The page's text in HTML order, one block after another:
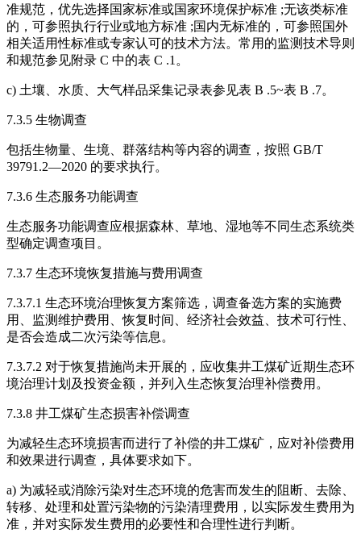
准规范，优先选择国家标准或国家环境保护标准 ;无该类标准
的，可参照执行行业或地方标准 ;国内无标准的，可参照国外
相关适用性标准或专家认可的技术方法。常用的监测技术导则
和规范参见附录 C 中的表 C .1。
c) 土壤、水质、大气样品采集记录表参见表 B .5~表 B .7。
7.3.5 生物调查
包括生物量、生境、群落结构等内容的调查，按照 GB/T
39791.2—2020 的要求执行。
7.3.6 生态服务功能调查
生态服务功能调查应根据森林、草地、湿地等不同生态系统类
型确定调查项目。
7.3.7 生态环境恢复措施与费用调查
7.3.7.1 生态环境治理恢复方案筛选，调查备选方案的实施费
用、监测维护费用、恢复时间、经济社会效益、技术可行性、
是否会造成二次污染等信息。
7.3.7.2 对于恢复措施尚未开展的，应收集井工煤矿近期生态环
境治理计划及投资金额，并列入生态恢复治理补偿费用。
7.3.8 井工煤矿生态损害补偿调查
为减轻生态环境损害而进行了补偿的井工煤矿，应对补偿费用
和效果进行调查，具体要求如下。
a) 为减轻或消除污染对生态环境的危害而发生的阻断、去除、
转移、处理和处置污染物的污染清理费用，以实际发生费用为
准，并对实际发生费用的必要性和合理性进行判断。